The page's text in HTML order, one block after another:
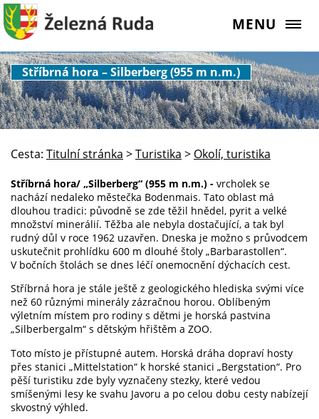
MENU
Stříbrná hora – Silberberg (955 m n.m.)
Cesta: Titulní stránka >Turistika > Okolí, turistika
Stříbrná hora/ „Silberberg“ (955 m n.m.) - vrcholek se
nachází nedaleko městečka Bodenmais. Tato oblast má
dlouhou tradici: původně se zde těžil hnědel, pyrit a velké
množství minerálií. Těžba ale nebyla dostačující, a tak byl
rudný důl v roce 1962 uzavřen. Dneska je možno s průvodcem
uskutečnit prohlídku 600 m dlouhé štoly „Barbarastollen“.
V bočních štolách se dnes léčí onemocnění dýchacích cest.
Stříbrná hora je stále ještě z geologického hlediska svými více
než 60 různými minerály zázračnou horou. Oblíbeným
výletním místem pro rodiny s dětmi je horská pastvina
„Silberbergalm“ s dětským hřištěm a ZOO.
Toto místo je přístupné autem. Horská dráha dopraví hosty
přes stanici „Mittelstation“ k horské stanici „Bergstation“. Pro
pěší turistiku zde byly vyznačeny stezky, které vedou
smíšenými lesy ke svahu Javoru a po celou dobu cesty nabízejí
skvostný výhled.